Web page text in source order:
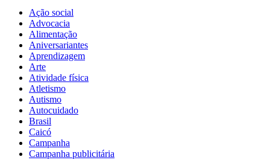
Ação social
Advocacia
Alimentação
Aniversariantes
Aprendizagem
Arte
Atividade física
Atletismo
Autismo
Autocuidado
Brasil
Caicó
Campanha
Campanha publicitária